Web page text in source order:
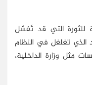
للثورة التي قد تَفشل
الذي تغلغل في النظام
مثل وزارة الداخلية،